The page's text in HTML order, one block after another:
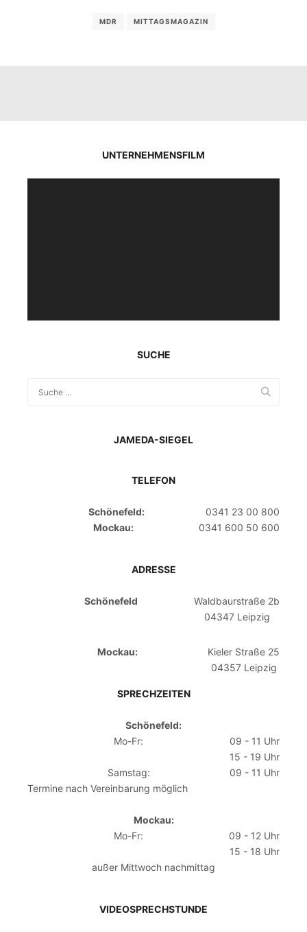
MDR MITTAGSMAGAZIN
UNTERNEHMENSFILM
SUCHE
JAMEDA-SIEGEL
TELEFON
Schönefeld:
0341 23 00 800
Mockau:
0341 600 50 600
ADRESSE
Schönefeld
Waldbaurstraße 2b
04347 Leipzig
Mockau:
Kieler Straße 25
04357 Leipzig
SPRECHZEITEN
Schönefeld:
Mo-Fr:
09 - 11 Uhr
15 - 19 Uhr
Samstag:
09 - 11 Uhr
Termine nach Vereinbarung möglich
Mockau:
Mo-Fr:
09 - 12 Uhr
15 - 18 Uhr
außer Mittwoch nachmittag
VIDEOSPRECHSTUNDE